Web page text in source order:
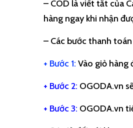
– COD là viết tắt của
hàng ngay khi nhận
– Các bước thanh
+ Bước 1: Vào giỏ hàng
+ Bước 2: OGODA.vn
+ Bước 3: OGODA.vn